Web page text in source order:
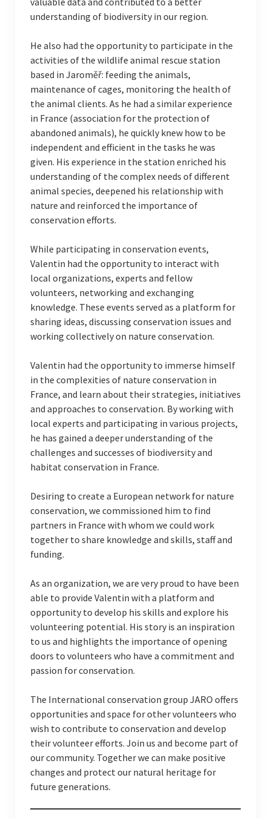
understanding of biodiversity in our region.
He also had the opportunity to participate in the
activities of the wildlife animal rescue station
based in Jaroměř: feeding the animals,
maintenance of cages, monitoring the health of
the animal clients. As he had a similar experience
in France (association for the protection of
abandoned animals), he quickly knew how to be
independent and efficient in the tasks he was
given. His experience in the station enriched his
understanding of the complex needs of different
animal species, deepened his relationship with
nature and reinforced the importance of
conservation efforts.
While participating in conservation events,
Valentin had the opportunity to interact with
local organizations, experts and fellow
volunteers, networking and exchanging
knowledge. These events served as a platform for
sharing ideas, discussing conservation issues and
working collectively on nature conservation.
Valentin had the opportunity to immerse himself
in the complexities of nature conservation in
France, and learn about their strategies, initiatives
and approaches to conservation. By working with
local experts and participating in various projects,
he has gained a deeper understanding of the
challenges and successes of biodiversity and
habitat conservation in France.
Desiring to create a European network for nature
conservation, we commissioned him to find
partners in France with whom we could work
together to share knowledge and skills, staff and
funding.
As an organization, we are very proud to have been
able to provide Valentin with a platform and
opportunity to develop his skills and explore his
volunteering potential. His story is an inspiration
to us and highlights the importance of opening
doors to volunteers who have a commitment and
passion for conservation.
The International conservation group JARO offers
opportunities and space for other volunteers who
wish to contribute to conservation and develop
their volunteer efforts. Join us and become part of
our community. Together we can make positive
changes and protect our natural heritage for
future generations.